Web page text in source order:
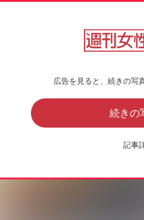
広告を見ると、続きの写
続きの
記事